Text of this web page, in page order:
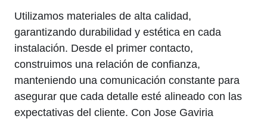
Utilizamos materiales de alta calidad,
garantizando durabilidad y estética en cada
instalación. Desde el primer contacto,
construimos una relación de confianza,
manteniendo una comunicación constante para
asegurar que cada detalle esté alineado con las
expectativas del cliente. Con Jose Gaviria